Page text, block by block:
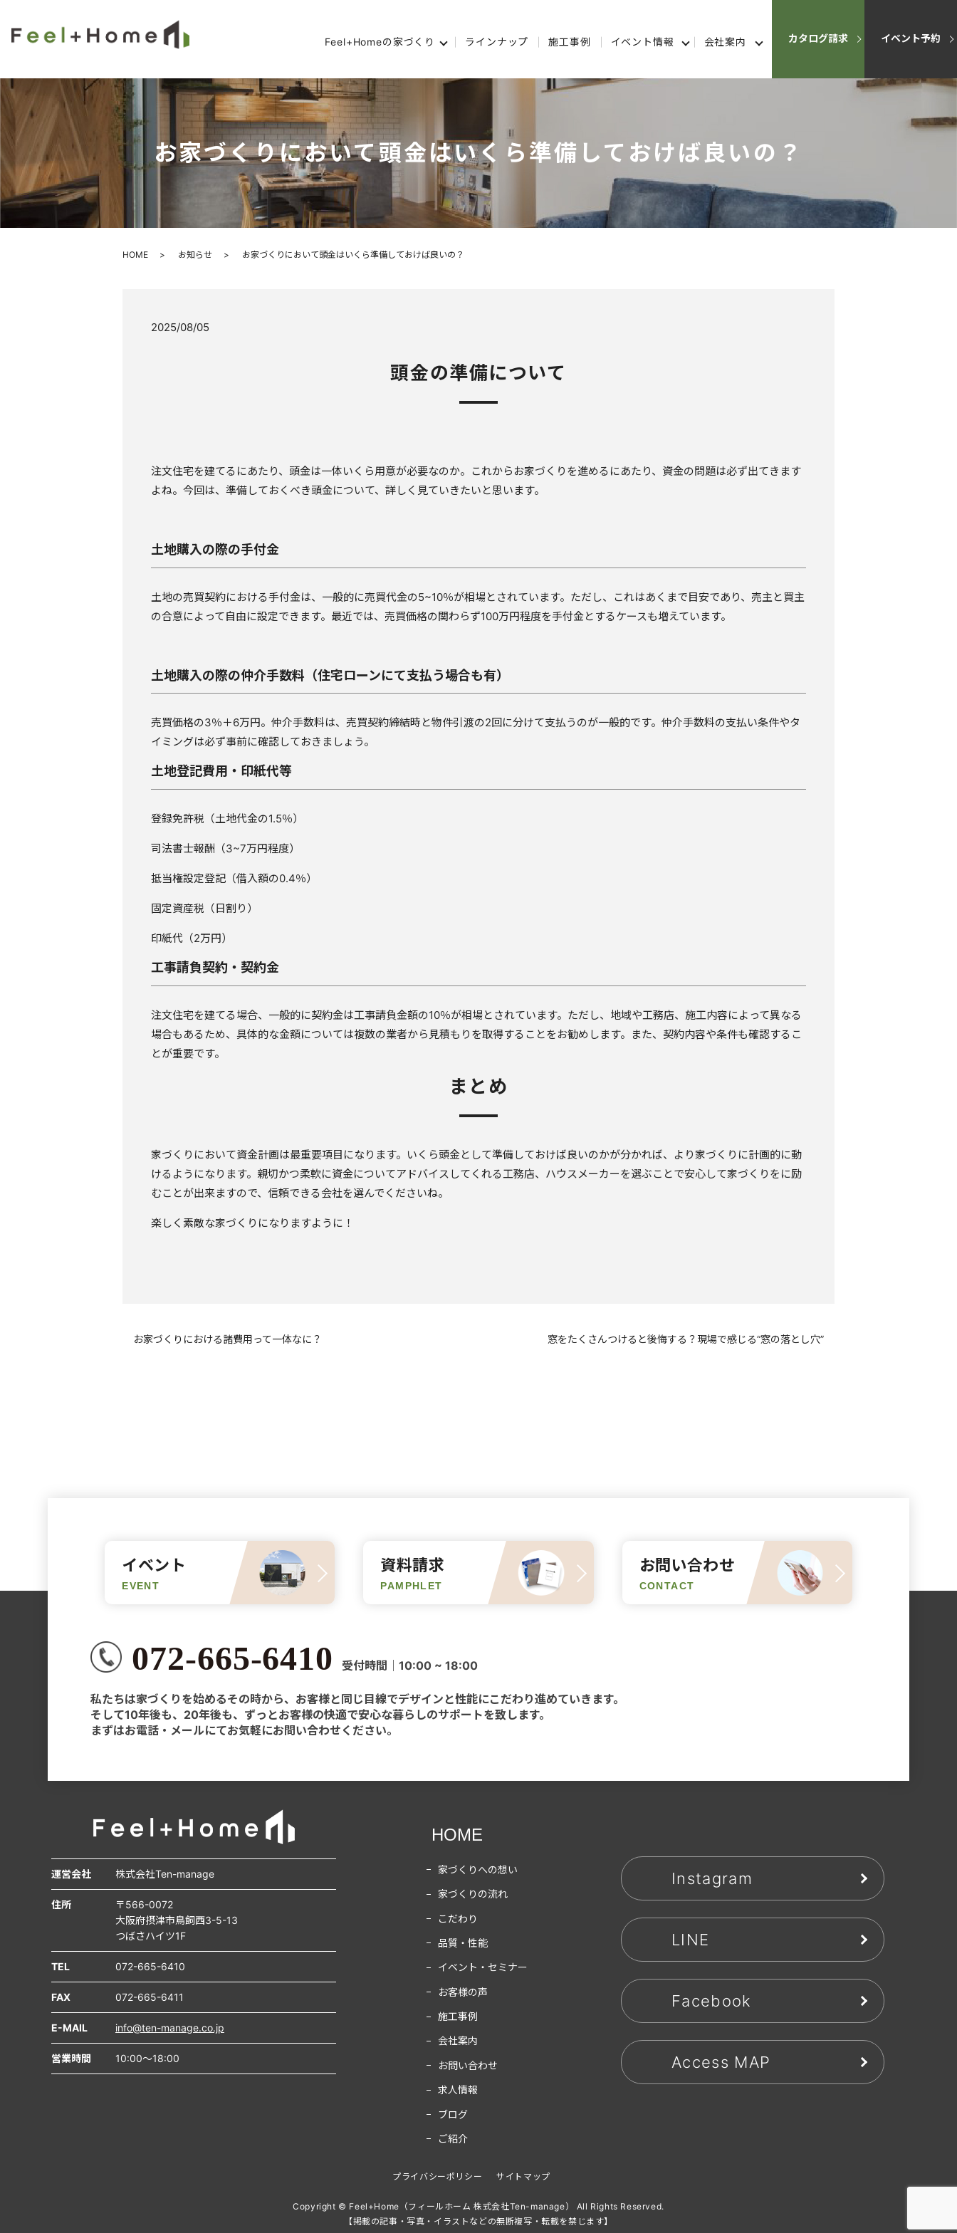
カタログ請求 イベント予約
Feel+Homeの家づくり ラインナップ 施工事例 イベント情報 会社案内
お家づくりにおいて頭金はいくら準備しておけば良いの？
HOME お知らせ お家づくりにおいて頭金はいくら準備しておけば良いの？
2025/08/05
頭金の準備について
注文住宅を建てるにあたり、頭金は一体いくら用意が必要なのか。これからお家づくりを進めるにあたり、資金の問題は必ず出てきます
よね。今回は、準備しておくべき頭金について、詳しく見ていきたいと思います。
土地購入の際の手付金
土地の売買契約における手付金は、一般的に売買代金の5~10％が相場とされています。ただし、これはあくまで目安であり、売主と買主
の合意によって自由に設定できます。最近では、売買価格の関わらず100万円程度を手付金とするケースも増えています。
土地購入の際の仲介手数料（住宅ローンにて支払う場合も有）
売買価格の3％＋6万円。仲介手数料は、売買契約締結時と物件引渡の2回に分けて支払うのが一般的です。仲介手数料の支払い条件やタ
イミングは必ず事前に確認しておきましょう。
土地登記費用・印紙代等
登録免許税（土地代金の1.5％）
司法書士報酬（3~7万円程度）
抵当権設定登記（借入額の0.4％）
固定資産税（日割り）
印紙代（2万円）
工事請負契約・契約金
注文住宅を建てる場合、一般的に契約金は工事請負金額の10％が相場とされています。ただし、地域や工務店、施工内容によって異なる
場合もあるため、具体的な金額については複数の業者から見積もりを取得することをお勧めします。また、契約内容や条件も確認するこ
とが重要です。
まとめ
家づくりにおいて資金計画は最重要項目になります。いくら頭金として準備しておけば良いのかが分かれば、より家づくりに計画的に動
けるようになります。親切かつ柔軟に資金についてアドバイスしてくれる工務店、ハウスメーカーを選ぶことで安心して家づくりをに励
むことが出来ますので、信頼できる会社を選んでくださいね。
楽しく素敵な家づくりになりますように！
お家づくりにおける諸費用って一体なに？ 窓をたくさんつけると後悔する？現場で感じる“窓の落とし穴”
イベント
EVENT
資料請求
PAMPHLET
お問い合わせ
CONTACT
072-665-6410 受付時間｜10:00 ~ 18:00
私たちは家づくりを始めるその時から、お客様と同じ目線でデザインと性能にこだわり進めていきます。
そして10年後も、20年後も、ずっとお客様の快適で安心な暮らしのサポートを致します。
まずはお電話・メールにてお気軽にお問い合わせください。
運営会社 株式会社Ten-manage
住所
〒566-0072
大阪府摂津市鳥飼西3-5-13
つばさハイツ1F
TEL 072-665-6410
FAX 072-665-6411
E-MAIL info@ten-manage.co.jp
営業時間 10:00～18:00
HOME
家づくりへの想い
家づくりの流れ
こだわり
品質・性能
イベント・セミナー
お客様の声
施工事例
会社案内
お問い合わせ
求人情報
ブログ
ご紹介
Instagram
LINE
Facebook
Access MAP
プライバシーポリシー サイトマップ
Copyright © Feel+Home（フィールホーム 株式会社Ten-manage） All Rights Reserved.
【掲載の記事・写真・イラストなどの無断複写・転載を禁じます】